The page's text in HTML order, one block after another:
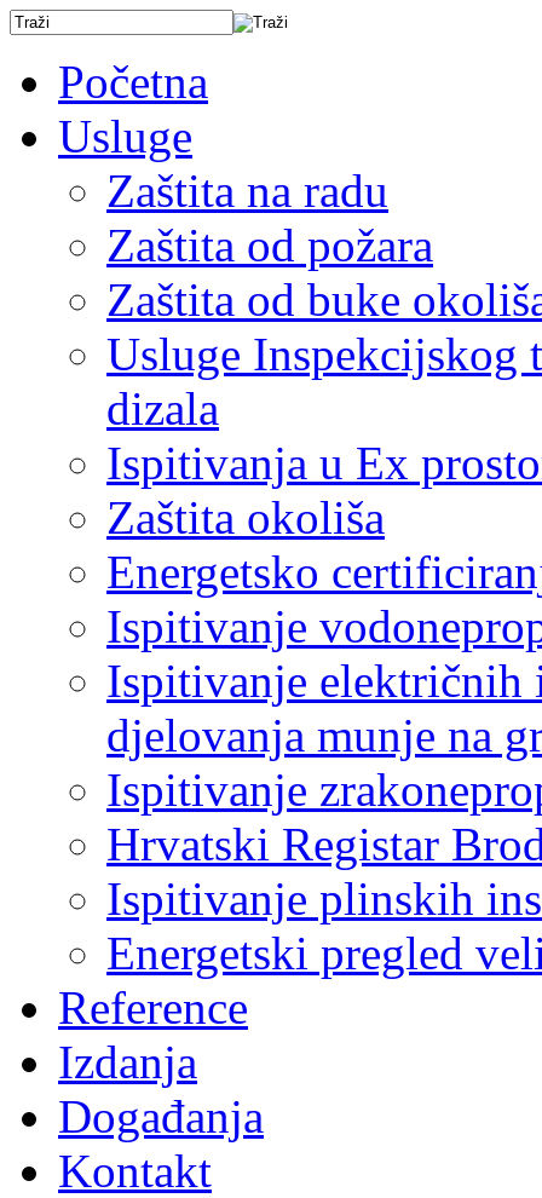
Početna
Usluge
Zaštita na radu
Zaštita od požara
Zaštita od buke
Usluge Inspekcijskog
dizala
Ispitivanja u Ex
Zaštita okoliša
Energetsko
Ispitivanje
Ispitivanje električnih
djelovanja munje na
Ispitivanje
Hrvatski Registar
Ispitivanje plinskih
Energetski pregled
Reference
Izdanja
Događanja
Kontakt